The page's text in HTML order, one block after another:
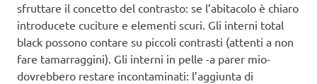
sfruttare il concetto del contrasto: se l’abitacolo è chiaro
introducete cuciture e elementi scuri. Gli interni total
black possono contare su piccoli contrasti (attenti a non
fare tamarraggini). Gli interni in pelle -a parer mio-
dovrebbero restare incontaminati: l’aggiunta di